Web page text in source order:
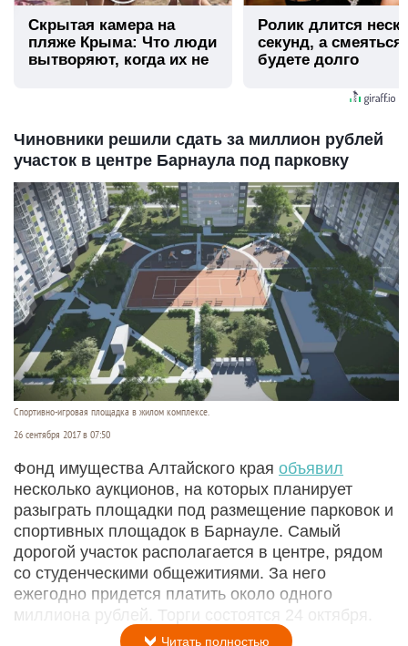
Скрытая камера на
пляже Крыма: Что люди
вытворяют, когда их не
Ролик длится
секунд, а
будете долго
Чиновники решили сдать за миллион рублей
участок в центре Барнаула под парковку
Спортивно-игровая площадка в жилом комплексе.
26 сентября 2017 в 07:50
Фонд имущества Алтайского края объявил
несколько аукционов, на которых планирует
разыграть площадки под размещение парковок и
спортивных площадок в Барнауле. Самый
дорогой участок располагается в центре, рядом
со студенческими общежитиями. За него
ежегодно придется платить около одного
миллиона рублей. Торги состоятся 24 октября.
Читать полностью